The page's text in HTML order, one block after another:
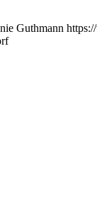
Guthmann